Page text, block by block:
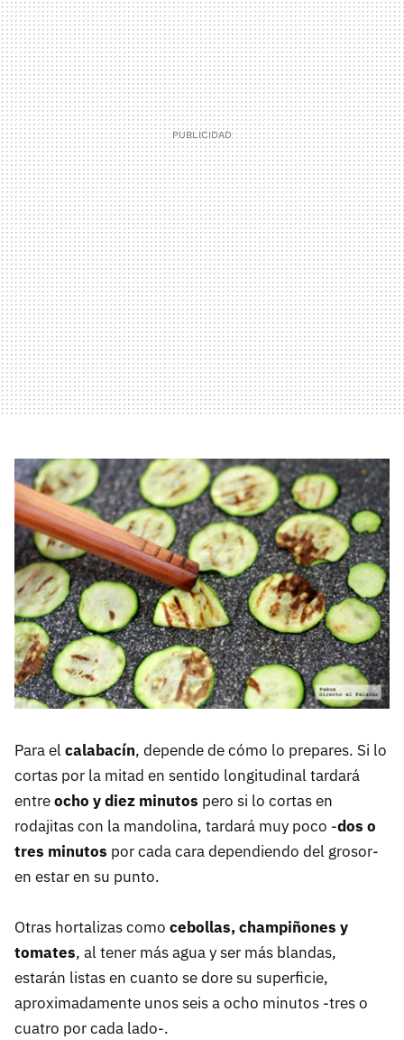
Para el calabacín, depende de cómo lo prepares. Si lo
cortas por la mitad en sentido longitudinal tardará
entreocho y diez minutos pero si lo cortas en
rodajitas con la mandolina, tardará muy poco -dos o
tres minutos por cada cara dependiendo del grosor-
en estar en su punto.
Otras hortalizas como cebollas, champiñones y
tomates, al tener más agua y ser más blandas,
estarán listas en cuanto se dore su superficie,
aproximadamente unos seis a ocho minutos -tres o
cuatro por cada lado-.